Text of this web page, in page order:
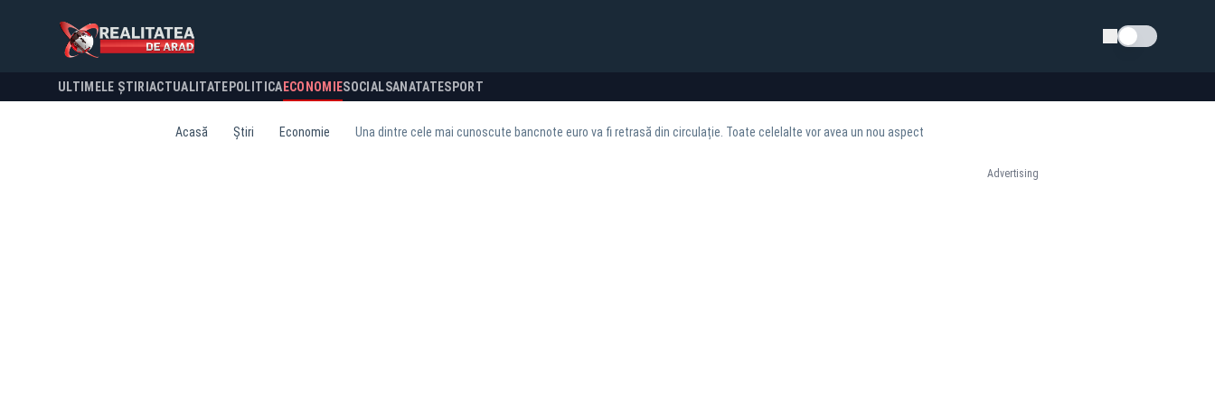
Schimba tema
ULTIMELE ȘTIRI ACTUALITATE POLITICA ECONOMIESOCIALSANATATESPORT
Acasă Știri Economie Una dintre cele mai cunoscute bancnote euro va fi retrasă din circulație. Toate celelalte vor avea un nou aspect
Advertising